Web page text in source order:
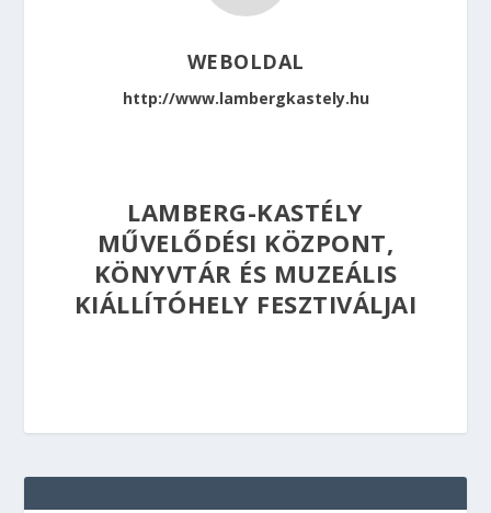
WEBOLDAL
http://www.lambergkastely.hu
LAMBERG-KASTÉLY
MŰVELŐDÉSI KÖZPONT,
KÖNYVTÁR ÉS MUZEÁLIS
KIÁLLÍTÓHELY FESZTIVÁLJAI